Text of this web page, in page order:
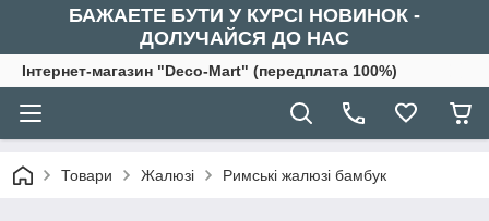
БАЖАЕТЕ БУТИ У КУРСІ НОВИНОК -
ДОЛУЧАЙСЯ ДО НАС
Інтернет-магазин "Deco-Mart" (передплата 100%)
Товари Жалюзі Римські жалюзі бамбук